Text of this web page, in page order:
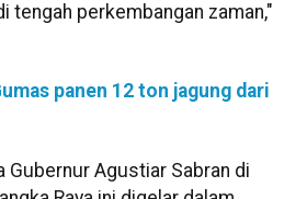
tengah perkembangan zaman,"
panen 12 ton jagung dari
Gubernur Agustiar Sabran di